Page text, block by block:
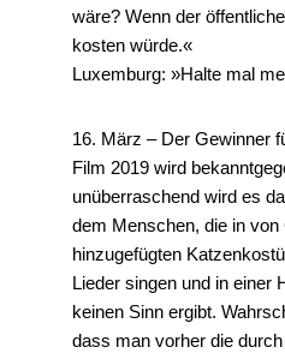
wäre? Wenn der
kosten würde.«
Luxemburg: »Halte mal
16. März – Der Gewinner
Film 2019 wird
unüberraschend wird es
dem Menschen, die in von
hinzugefügten
Lieder singen und in einer
keinen Sinn ergibt.
dass man vorher die